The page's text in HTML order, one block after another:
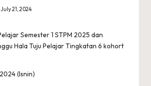
July 21, 2024
Semester 1 STPM 2025 dan
Hala Tuju Pelajar Tingkatan 6 kohort
(Isnin)